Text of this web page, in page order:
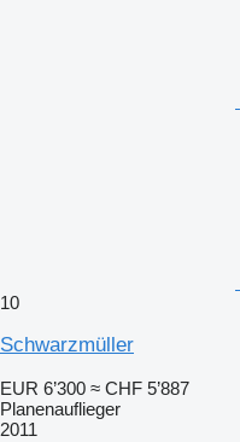
10
Schwarzmüller
EUR 6’300 ≈ CHF 5’887
Planenauflieger
2011